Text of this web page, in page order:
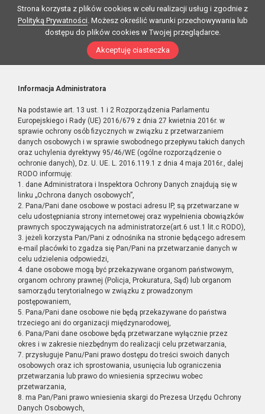
Strona korzysta z plików cookies w celu realizacji usług i zgodnie z
Polityką Prywatności. Możesz określić warunki przechowywania lub
dostępu do plików cookies w Twojej przeglądarce.
Akceptuję ciasteczka
Informacja Administratora
Na podstawie art. 13 ust. 1 i 2 Rozporządzenia Parlamentu
Europejskiego i Rady (UE) 2016/679 z dnia 27 kwietnia 2016r. w
sprawie ochrony osób fizycznych w związku z przetwarzaniem
danych osobowych i w sprawie swobodnego przepływu takich danych
oraz uchylenia dyrektywy 95/46/WE (ogólne rozporządzenie o
ochronie danych), Dz. U. UE. L. 2016.119.1 z dnia 4 maja 2016r., dalej
RODO informuję:
1. dane Administratora i Inspektora Ochrony Danych znajdują się w
linku „Ochrona danych osobowych”,
2. Pana/Pani dane osobowe w postaci adresu IP, są przetwarzane w
celu udostępniania strony internetowej oraz wypełnienia obowiązków
prawnych spoczywających na administratorze(art.6 ust.1 lit.c RODO),
3. jeżeli korzysta Pan/Pani z odnośnika na stronie będącego adresem
e-mail placówki to zgadza się Pan/Pani na przetwarzanie danych w
celu udzielenia odpowiedzi,
4. dane osobowe mogą być przekazywane organom państwowym,
organom ochrony prawnej (Policja, Prokuratura, Sąd) lub organom
samorządu terytorialnego w związku z prowadzonym
postępowaniem,
5. Pana/Pani dane osobowe nie będą przekazywane do państwa
trzeciego ani do organizacji międzynarodowej,
6. Pana/Pani dane osobowe będą przetwarzane wyłącznie przez
okres i w zakresie niezbędnym do realizacji celu przetwarzania,
7. przysługuje Panu/Pani prawo dostępu do treści swoich danych
osobowych oraz ich sprostowania, usunięcia lub ograniczenia
przetwarzania lub prawo do wniesienia sprzeciwu wobec
przetwarzania,
8. ma Pan/Pani prawo wniesienia skargi do Prezesa Urzędu Ochrony
Danych Osobowych,